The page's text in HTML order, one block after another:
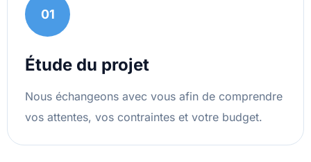
01
Étude du projet
Nous échangeons avec vous afin de comprendre
vos attentes, vos contraintes et votre budget.